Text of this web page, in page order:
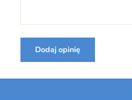
Dodaj opinię